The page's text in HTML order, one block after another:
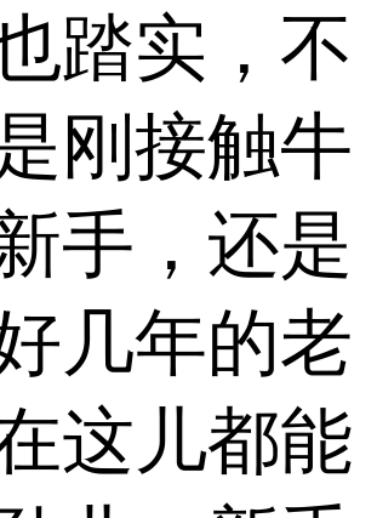
踏实，不
刚接触牛
手，还是
几年的老
这儿都能